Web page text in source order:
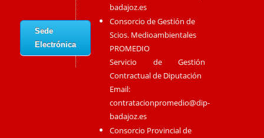
Sede
Electrónica
badajoz.es
Consorcio de Gestión de
Scios. Medioambientales
PROMEDIO
Servicio de Gestión
Contractual de Diputación
Email:
contratacionpromedio@dip-
badajoz.es
Consorcio Provincial de